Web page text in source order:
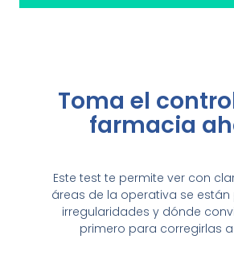
Toma el
farmacia
Este test te permite ver con
áreas de la operativa se
irregularidades y dónde
primero para corregirlas